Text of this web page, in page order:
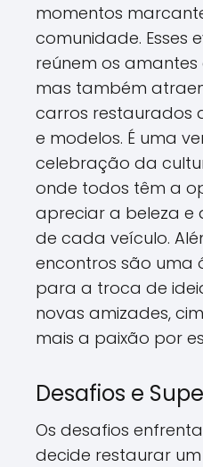
momentos
comunidade. Esses
reúnem os amantes
mas também
carros restaurados
e modelos. É uma
celebração da
onde todos têm a
apreciar a beleza e
de cada veículo.
encontros são uma
para a troca de
novas amizades,
mais a paixão por
Desafios e
Os desafios
decide restaurar um